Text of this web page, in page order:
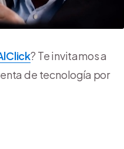
? Te invitamos a
de tecnología por